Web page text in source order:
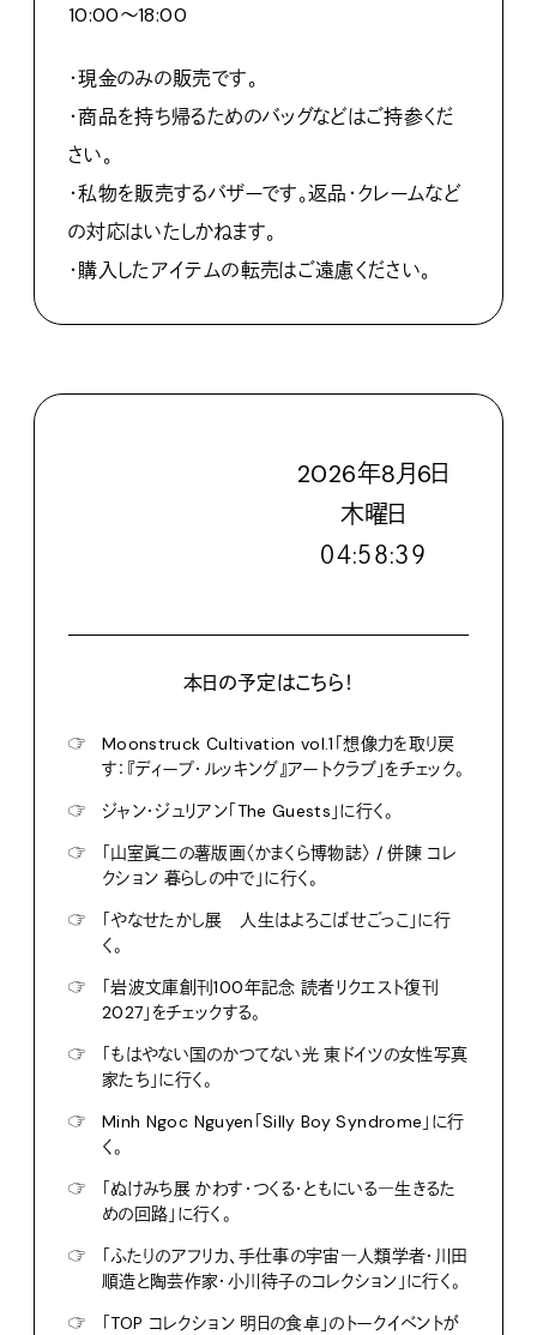
10:00〜18:00
・現金のみの販売です。
・商品を持ち帰るためのバッグなどはご持参くだ
さい。
・私物を販売するバザーです。返品・クレームなど
の対応はいたしかねます。
・購入したアイテムの転売はご遠慮ください。
2026年8月6日
木曜日
０４:５８:４０
本日の予定はこちら！
☞
Moonstruck Cultivation vol.1「想像力を取り戻
す：『ディープ・ルッキング』アートクラブ」をチェック。
☞
ジャン・ジュリアン「The Guests」に行く。
☞
「山室眞二の薯版画〈かまくら博物誌〉 / 併陳 コレ
クション 暮らしの中で」に行く。
☞
「やなせたかし展 人生はよろこばせごっこ」に行
く。
☞
「岩波文庫創刊100年記念 読者リクエスト復刊
2027」をチェックする。
☞
「もはやない国のかつてない光 東ドイツの女性写真
家たち」に行く。
☞
Minh Ngoc Nguyen「Silly Boy Syndrome」に行
く。
☞
「ぬけみち展 かわす・つくる・ともにいる―生きるた
めの回路」に行く。
☞
「ふたりのアフリカ、手仕事の宇宙―人類学者・川田
順造と陶芸作家・小川待子のコレクション」に行く。
☞
「TOP コレクション 明日の食卓」のトークイベントが